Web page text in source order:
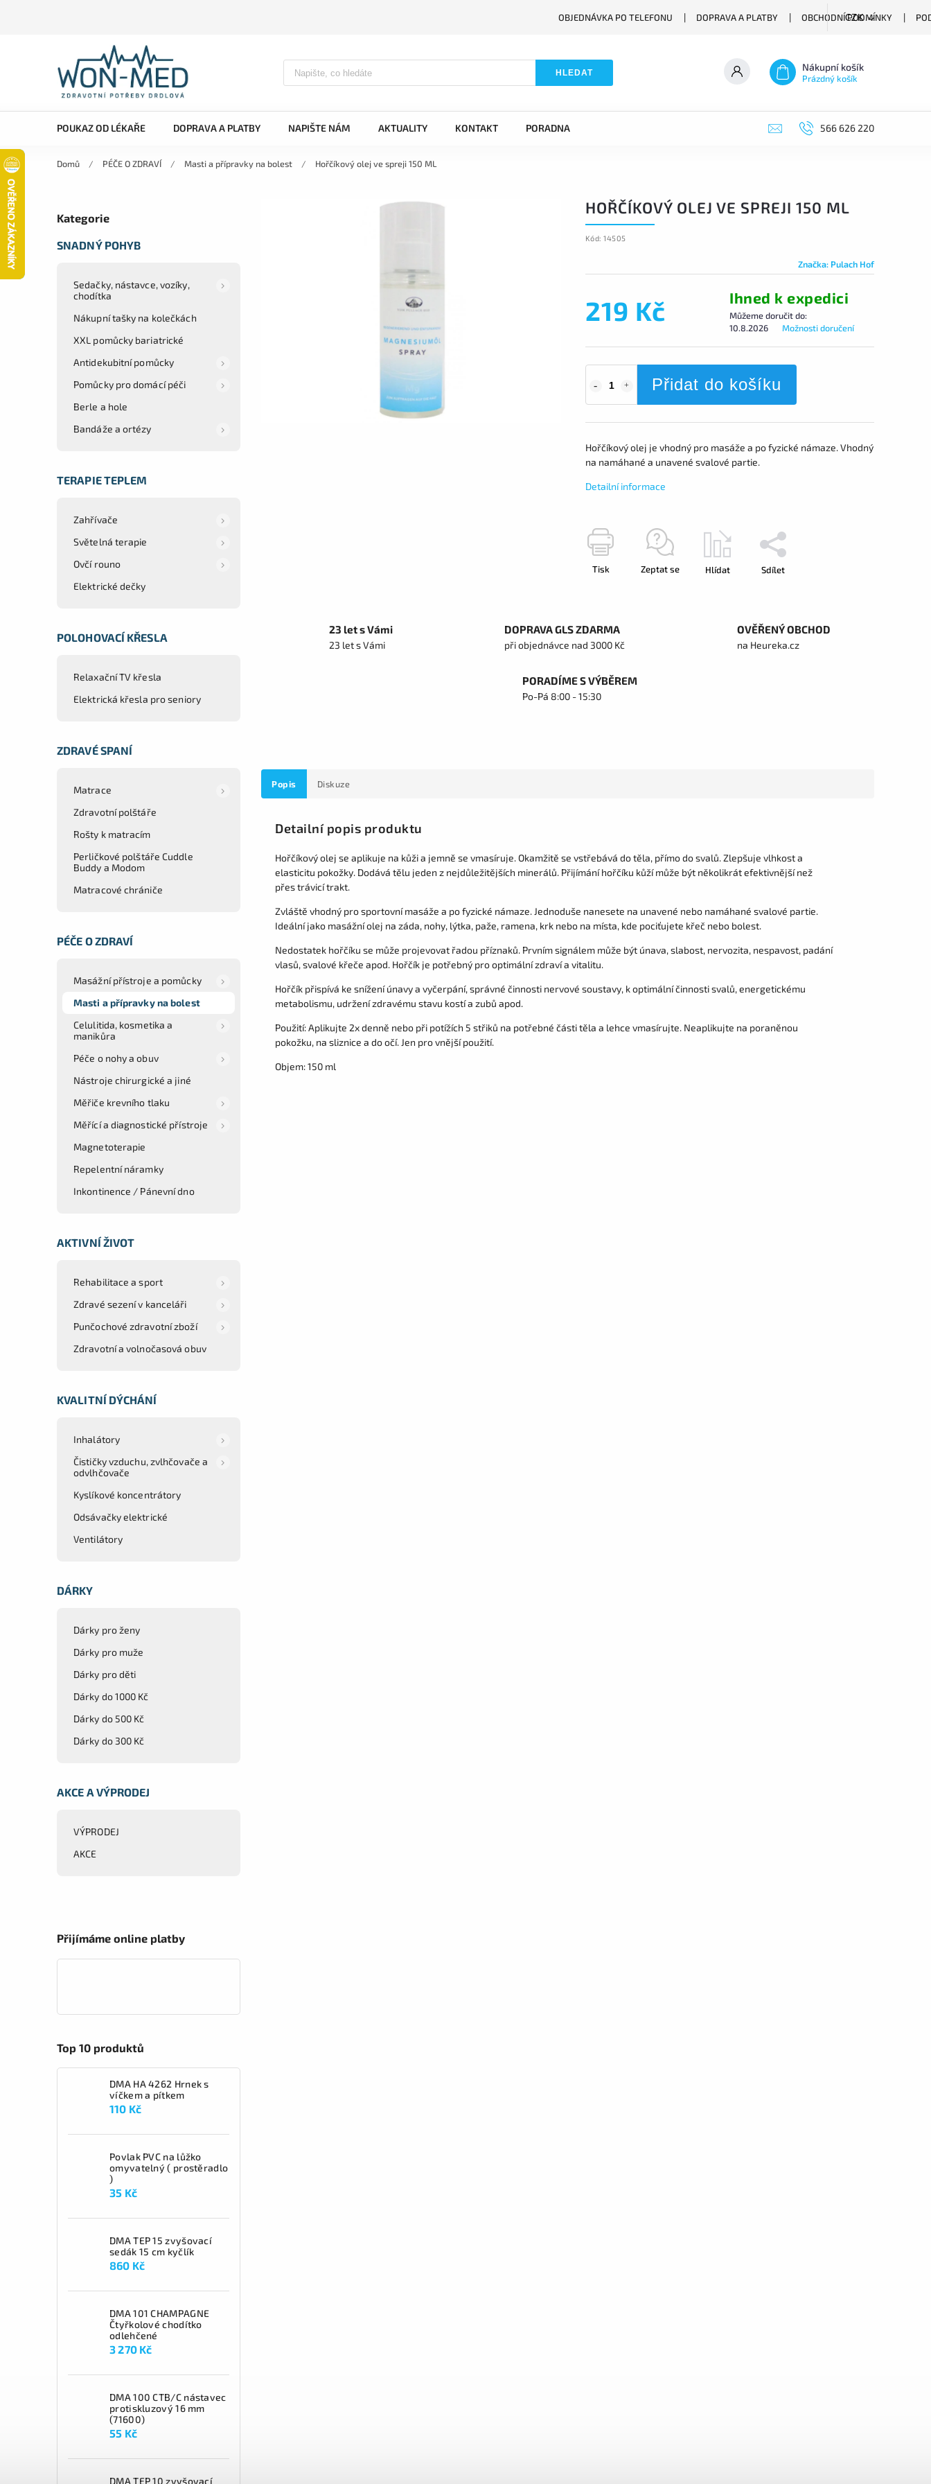
OBJEDNÁVKA PO TELEFONU DOPRAVA A PLATBY OBCHODNÍ PODMÍNKY
CZK
HLEDAT Nákupní košík
Prázdný košík
POUKAZ OD LÉKAŘE DOPRAVA A PLATBY NAPIŠTE NÁM AKTUALITY KONTAKT PORADNA 566 626 220
Domů / PÉČE O ZDRAVÍ / Masti a přípravky na bolest / Hořčíkový olej ve spreji 150 ML
Kategorie
SNADNÝ POHYB
Sedačky, nástavce, vozíky,
chodítka
Nákupní tašky na kolečkách
XXL pomůcky bariatrické
Antidekubitní pomůcky
Pomůcky pro domácí péči
Berle a hole
Bandáže a ortézy
TERAPIE TEPLEM
Zahřívače
Světelná terapie
Ovčí rouno
Elektrické dečky
POLOHOVACÍ KŘESLA
Relaxační TV křesla
Elektrická křesla pro seniory
ZDRAVÉ SPANÍ
Matrace
Zdravotní polštáře
Rošty k matracím
Perličkové polštáře Cuddle
Buddy a Modom
Matracové chrániče
PÉČE O ZDRAVÍ
Masážní přístroje a pomůcky
Masti a přípravky na bolest
Celulitida, kosmetika a
manikůra
Péče o nohy a obuv
Nástroje chirurgické a jiné
Měřiče krevního tlaku
Měřící a diagnostické přístroje
Magnetoterapie
Repelentní náramky
Inkontinence / Pánevní dno
AKTIVNÍ ŽIVOT
Rehabilitace a sport
Zdravé sezení v kanceláři
Punčochové zdravotní zboží
Zdravotní a volnočasová obuv
KVALITNÍ DÝCHÁNÍ
Inhalátory
Čističky vzduchu, zvlhčovače a
odvlhčovače
Kyslíkové koncentrátory
Odsávačky elektrické
Ventilátory
DÁRKY
Dárky pro ženy
Dárky pro muže
Dárky pro děti
Dárky do 1000 Kč
Dárky do 500 Kč
Dárky do 300 Kč
AKCE A VÝPRODEJ
VÝPRODEJ
AKCE
Přijímáme online platby
Top 10 produktů
DMA HA 4262 Hrnek s
víčkem a pítkem
110 Kč
Povlak PVC na lůžko
omyvatelný ( prostěradlo
)
35 Kč
DMA TEP 15 zvyšovací
sedák 15 cm kyčlík
860 Kč
DMA 101 CHAMPAGNE
Čtyřkolové chodítko
odlehčené
3 270 Kč
DMA 100 CTB/C nástavec
protiskluzový 16 mm
(71600)
55 Kč
DMA TEP 10 zvyšovací
HOŘČÍKOVÝ OLEJ VE SPREJI 150 ML
Kód: 14505
Značka: Pulach Hof
219 Kč Ihned k expedici
Můžeme doručit do:
10.8.2026
Možnosti doručení
Přidat do košíku
Hořčíkový olej je vhodný pro masáže a po fyzické námaze. Vhodný
na namáhané a unavené svalové partie.
Detailní informace
Tisk Zeptat se Hlídat Sdílet
23 let s Vámi
23 let s Vámi
DOPRAVA GLS ZDARMA
při objednávce nad 3000 Kč
OVĚŘENÝ OBCHOD
na Heureka.cz
PORADÍME S VÝBĚREM
Po-Pá 8:00 - 15:30
Popis Diskuze
Detailní popis produktu
Hořčíkový olej se aplikuje na kůži a jemně se vmasíruje. Okamžitě se vstřebává do těla, přímo do svalů. Zlepšuje vlhkost a
elasticitu pokožky. Dodává tělu jeden z nejdůležitějších minerálů. Přijímání hořčíku kůží může být několikrát efektivnější než
přes trávicí trakt.
Zvláště vhodný pro sportovní masáže a po fyzické námaze. Jednoduše nanesete na unavené nebo namáhané svalové partie.
Ideální jako masážní olej na záda, nohy, lýtka, paže, ramena, krk nebo na místa, kde pociťujete křeč nebo bolest.
Nedostatek hořčíku se může projevovat řadou příznaků. Prvním signálem může být únava, slabost, nervozita, nespavost, padání
vlasů, svalové křeče apod. Hořčík je potřebný pro optimální zdraví a vitalitu.
Hořčík přispívá ke snížení únavy a vyčerpání, správné činnosti nervové soustavy, k optimální činnosti svalů, energetickému
metabolismu, udržení zdravému stavu kostí a zubů apod.
Použití: Aplikujte 2x denně nebo při potížích 5 střiků na potřebné části těla a lehce vmasírujte. Neaplikujte na poraněnou
pokožku, na sliznice a do očí. Jen pro vnější použití.
Objem: 150 ml